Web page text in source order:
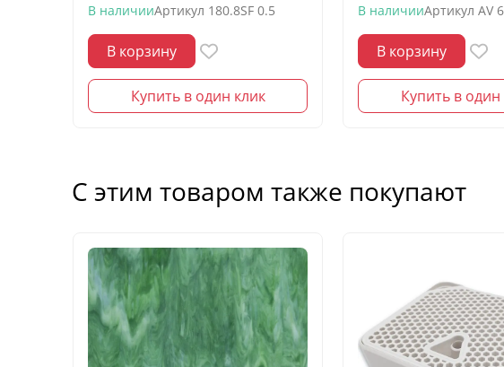
В наличииАртикул 180.8SF 0.5
В корзину
Купить в один клик
В наличииАртикул AV
В корзину
Купить в один
С этим товаром также покупают